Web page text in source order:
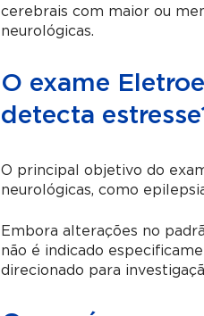
cerebrais com maior ou
neurológicas.
O exame
detecta
O principal objetivo do
neurológicas, como
Embora alterações no
não é indicado
direcionado para